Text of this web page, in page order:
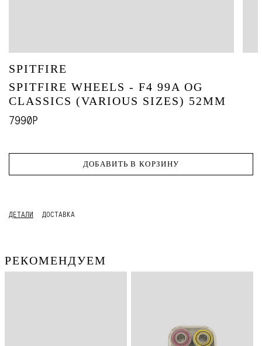
SPITFIRE
SPITFIRE WHEELS - F4 99A OG
CLASSICS (VARIOUS SIZES) 52MM
7990Р
ДОБАВИТЬ В КОРЗИНУ
ДЕТАЛИ ДОСТАВКА
РЕКОМЕНДУЕМ